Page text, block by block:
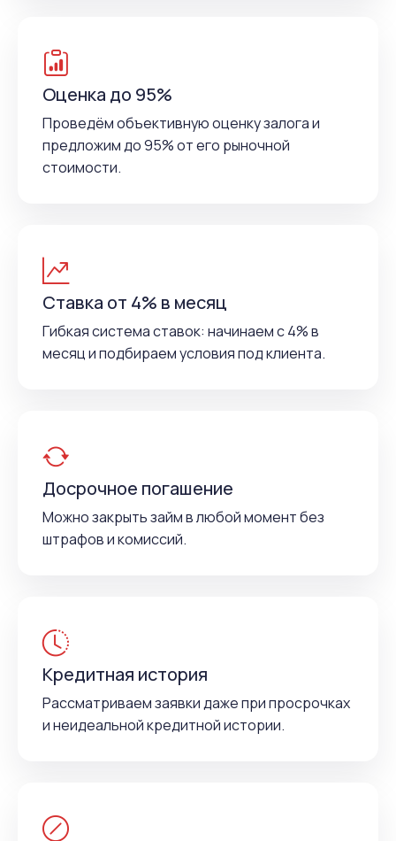
Оценка до 95%
Проведём объективную оценку залога и
предложим до 95% от его рыночной
стоимости.
Ставка от 4% в месяц
Гибкая система ставок: начинаем с 4% в
месяц и подбираем условия под клиента.
Досрочное погашение
Можно закрыть займ в любой момент без
штрафов и комиссий.
Кредитная история
Рассматриваем заявки даже при просрочках
и неидеальной кредитной истории.